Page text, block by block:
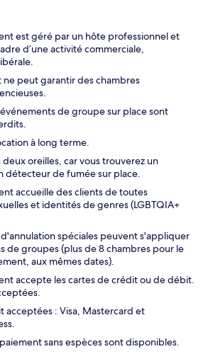
est géré par un hôte professionnel et
d’une activité commerciale,
peut garantir des chambres
de groupe sur place sont
à long terme.
deux oreilles, car vous trouverez un
détecteur de fumée sur place.
accueille des clients de toutes
et identités de genres (LGBTQIA+
spéciales peuvent s'appliquer
de groupes (plus de 8 chambres pour le
aux mêmes dates).
accepte les cartes de crédit ou de débit.
acceptées : Visa, Mastercard et
sans espèces sont disponibles.